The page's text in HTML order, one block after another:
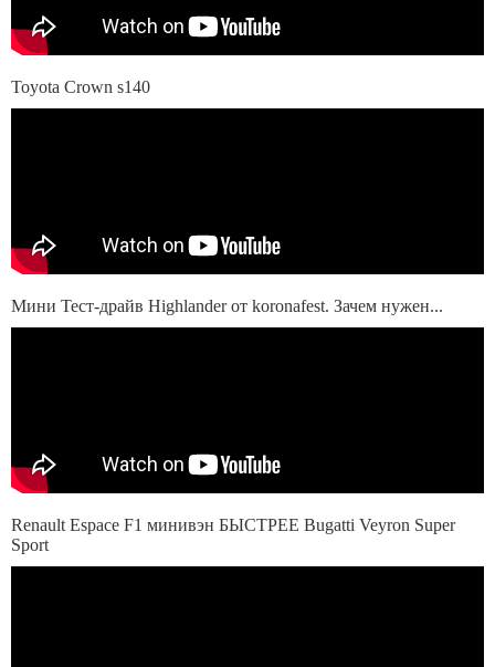
Toyota Crown s140
Мини Тест-драйв Highlander от koronafest. Зачем нужен...
Renault Espace F1 минивэн БЫСТРЕЕ Bugatti Veyron Super
Sport